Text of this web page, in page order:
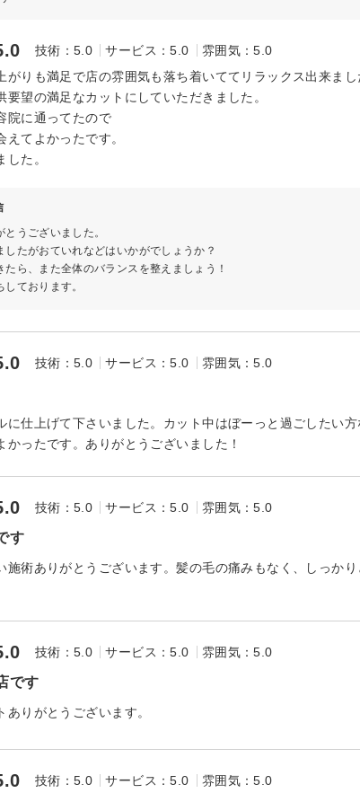
技術：5.0 サービス：5.0 雰囲気：5.0
がりも満足で店の雰囲気も落ち着いててリラックス出来まし
要望の満足なカットにしていただきました。
院に通ってたので
てよかったです。
た。
うございました。
したがおていれなどはいかがでしょうか？
たら、また全体のバランスを整えましょう！
ております。
技術：5.0 サービス：5.0 雰囲気：5.0
に仕上げて下さいました。カット中はぼーっと過ごしたい
かったです。ありがとうございました！
技術：5.0 サービス：5.0 雰囲気：5.0
す
施術ありがとうございます。髪の毛の痛みもなく、しっか
技術：5.0 サービス：5.0 雰囲気：5.0
です
ありがとうございます。
技術：5.0 サービス：5.0 雰囲気：5.0